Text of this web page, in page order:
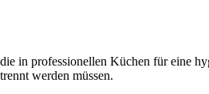
in professionellen Küchen für eine
werden müssen.